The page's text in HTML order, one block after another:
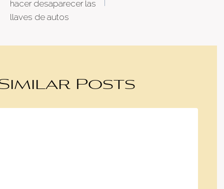
hacer desaparecer las
llaves de autos
Posts